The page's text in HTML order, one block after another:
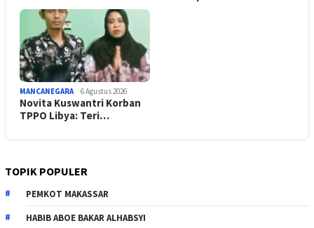
MANCANEGARA 6 Agustus 2026
Novita Kuswantri Korban
TPPO Libya: Teri…
TOPIK POPULER
PEMKOT MAKASSAR
HABIB ABOE BAKAR ALHABSYI